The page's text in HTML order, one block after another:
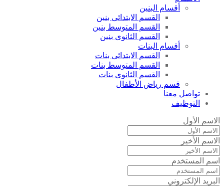
أقسام البنين
القسم الابتدائى بنين
القسم المتوسط بنين
القسم الثانوى بنين
أقسام البنات
القسم الابتدائى بنات
القسم المتوسط بنات
القسم الثانوى بنات
قسم رياض الأطفال
تواصل معنا
التوظيف
الاسم الأول
الاسم الأخير
اسم المستخدم
البريد الإلكتروني